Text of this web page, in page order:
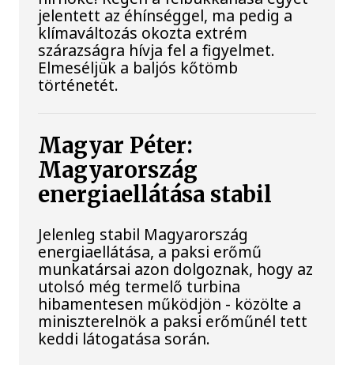
jelentett az éhínséggel, ma pedig a
klímaváltozás okozta extrém
szárazságra hívja fel a figyelmet.
Elmeséljük a baljós kőtömb
történetét.
Magyar Péter:
Magyarország
energiaellátása stabil
Jelenleg stabil Magyarország
energiaellátása, a paksi erőmű
munkatársai azon dolgoznak, hogy az
utolsó még termelő turbina
hibamentesen működjön - közölte a
miniszterelnök a paksi erőműnél tett
keddi látogatása során.